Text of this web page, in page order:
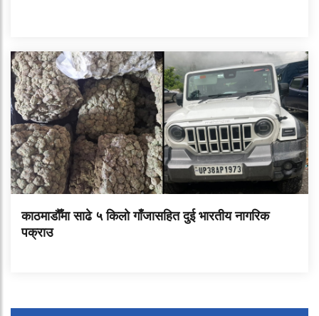
काठमाडौँमा साढे ५ किलो गाँजासहित दुई भारतीय नागरिक
पक्राउ